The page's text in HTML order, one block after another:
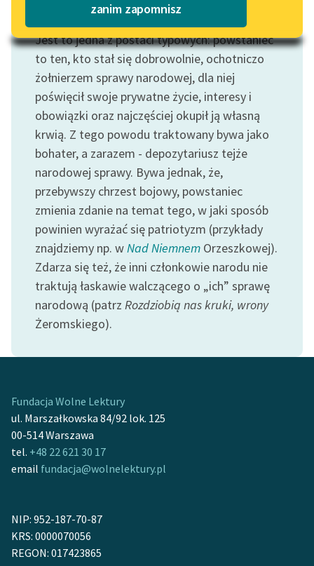
Lektury szkolne i klasyka
literatury do słuchania dla
uczennic i uczniów z
niepełnosprawnościami
E-kolekcja lektur
szkolnych i literatury do
słuchania dla uczennic i
uczniów z
niepełnosprawnościami
Feministyczne inspiracje.
Popularyzacja
skandynawskiej literatury
feministycznej
Ręce pełne poezji
Kolekcje edukacyjne
do domeny publicznej,
Odkurzamy bohaterów
Szkoła Poezji Wolnych
Lektur
Kontakt
O projekcie
zanim zapomnisz
Motyw: Powstaniec
Jest to jedna z postaci typowych: powstaniec
to ten, kto stał się dobrowolnie, ochotniczo
żołnierzem sprawy narodowej, dla niej
poświęcił swoje prywatne życie, interesy i
obowiązki oraz najczęściej okupił ją własną
krwią. Z tego powodu traktowany bywa jako
bohater, a zarazem - depozytariusz tejże
narodowej sprawy. Bywa jednak, że,
przebywszy chrzest bojowy, powstaniec
zmienia zdanie na temat tego, w jaki sposób
powinien wyrażać się patriotyzm (przykłady
znajdziemy np. wNad Niemnem Orzeszkowej).
Zdarza się też, że inni członkowie narodu nie
traktują łaskawie walczącego o „ich” sprawę
narodową (patrz Rozdziobią nas kruki, wrony
Żeromskiego).
Fundacja Wolne Lektury
ul. Marszałkowska 84/92 lok. 125
00-514 Warszawa
tel. +48 22 621 30 17
email fundacja@wolnelektury.pl
NIP: 952-187-70-87
KRS: 0000070056
REGON: 017423865